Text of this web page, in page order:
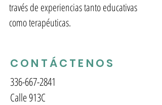
través de experiencias tanto educativas
como terapéuticas.
CONTÁCTENOS
336-667-2841
Calle 913C